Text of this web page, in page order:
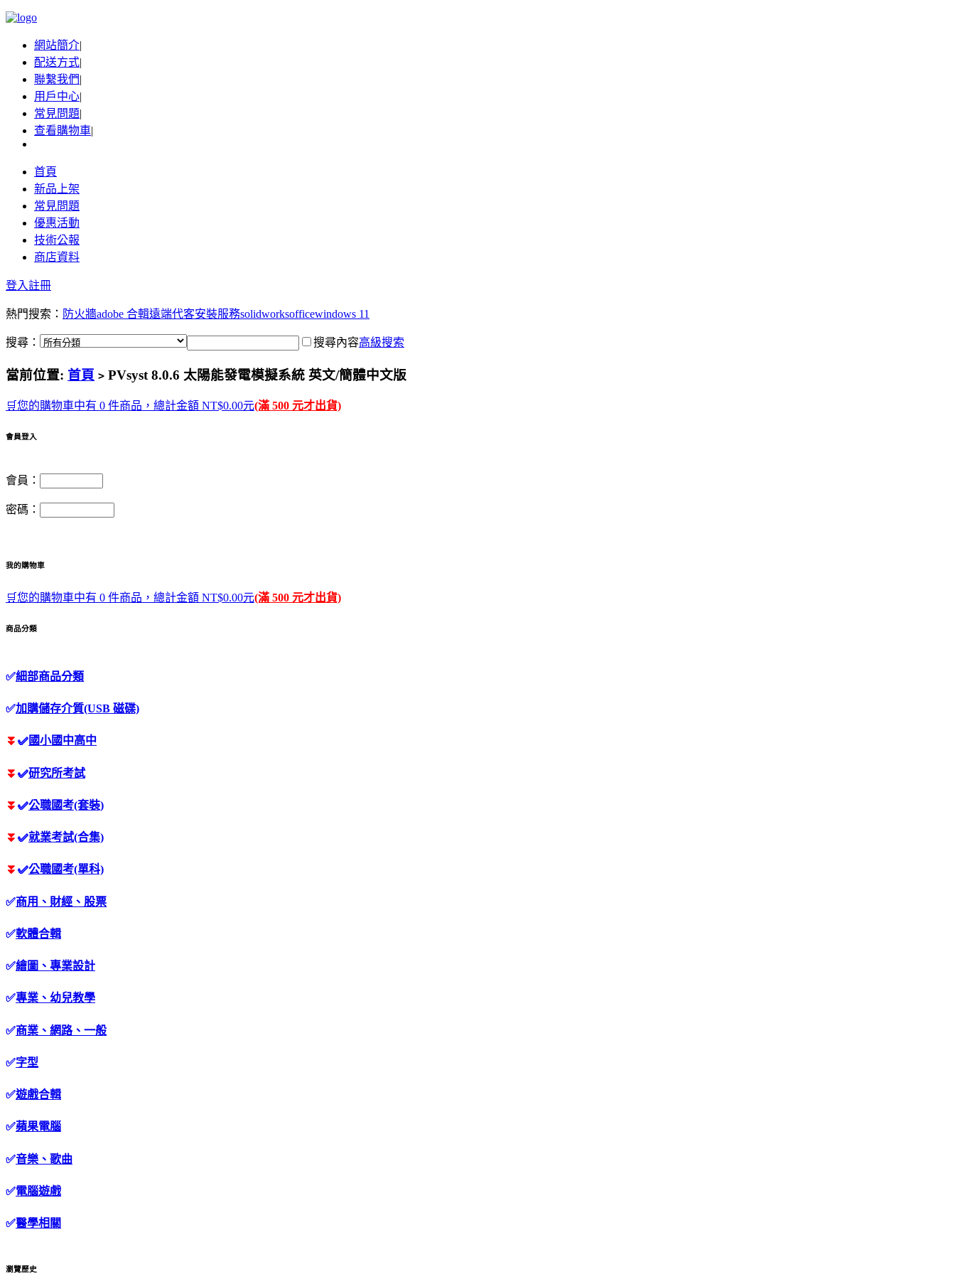
網站簡介|
配送方式|
聯繫我們|
用戶中心|
常見問題|
查看購物車|
首頁
新品上架
常見問題
優惠活動
技術公報
商店資料
登入註冊
熱門搜索： 防火牆adobe 合輯遠端代客安裝服務solidworksofficewindows 11
搜尋： 搜尋內容高級搜索
當前位置: 首頁 > PVsyst 8.0.6 太陽能發電模擬系統 英文/簡體中文版
🛒您的購物車中有 0 件商品，總計金額 NT$0.00元(滿 500 元才出貨)
會員登入
會員：
密碼：
我的購物車
🛒您的購物車中有 0 件商品，總計金額 NT$0.00元(滿 500 元才出貨)
商品分類
✅細部商品分類
✅加購儲存介質(USB 磁碟)
⏬ ✅國小國中高中
⏬ ✅研究所考試
⏬ ✅公職國考(套裝)
⏬ ✅就業考試(合集)
⏬ ✅公職國考(單科)
✅商用、財經、股票
✅軟體合輯
✅繪圖、專業設計
✅專業、幼兒教學
✅商業、網路、一般
✅字型
✅遊戲合輯
✅蘋果電腦
✅音樂、歌曲
✅電腦遊戲
✅醫學相關
瀏覽歷史